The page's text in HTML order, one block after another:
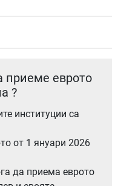
приеме еврото
?
институции са
от 1 януари 2026
да приема еврото